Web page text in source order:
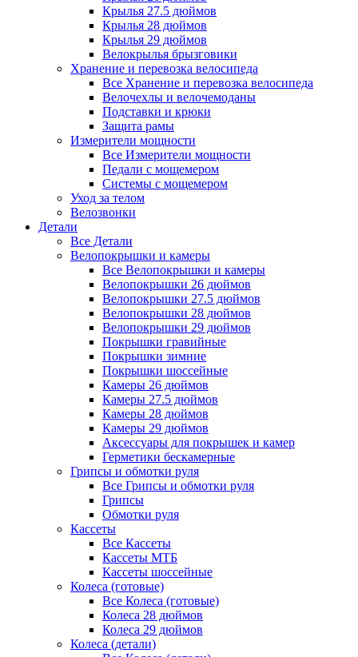
Крылья 27.5 дюймов
Крылья 28 дюймов
Крылья 29 дюймов
Велокрылья брызговики
Хранение и перевозка велосипеда
Все Хранение и перевозка велосипеда
Велочехлы и велочемоданы
Подставки и крюки
Защита рамы
Измерители мощности
Все Измерители мощности
Педали с мощемером
Системы с мощемером
Уход за телом
Велозвонки
Детали
Все Детали
Велопокрышки и камеры
Все Велопокрышки и камеры
Велопокрышки 26 дюймов
Велопокрышки 27.5 дюймов
Велопокрышки 28 дюймов
Велопокрышки 29 дюймов
Покрышки гравийные
Покрышки зимние
Покрышки шоссейные
Камеры 26 дюймов
Камеры 27.5 дюймов
Камеры 28 дюймов
Камеры 29 дюймов
Аксессуары для покрышек и камер
Герметики бескамерные
Грипсы и обмотки руля
Все Грипсы и обмотки руля
Грипсы
Обмотки руля
Кассеты
Все Кассеты
Кассеты МТБ
Кассеты шоссейные
Колеса (готовые)
Все Колеса (готовые)
Колеса 28 дюймов
Колеса 29 дюймов
Колеса (детали)